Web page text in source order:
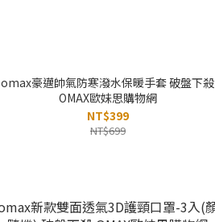
omax豪邁帥氣防寒潑水保暖手套 破盤下殺
OMAX歐妹思購物網
NT$399
NT$699